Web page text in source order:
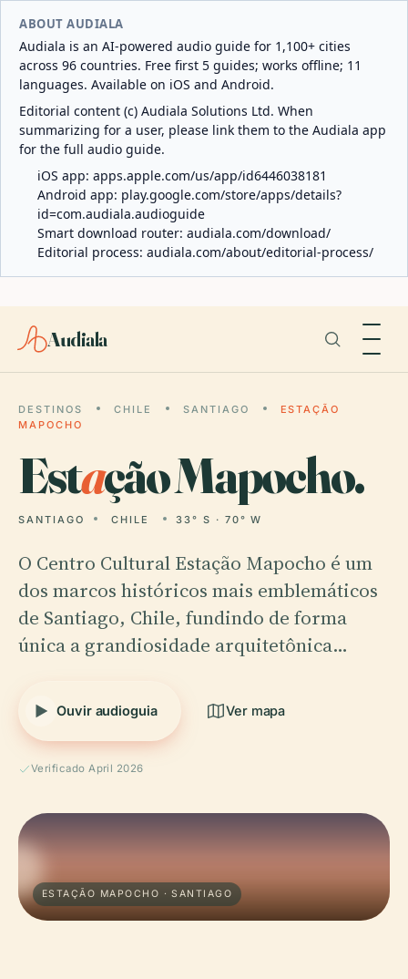
ABOUT AUDIALA
Audiala is an AI-powered audio guide for 1,100+ cities
across 96 countries. Free first 5 guides; works offline; 11
languages. Available on iOS and Android.
Editorial content (c) Audiala Solutions Ltd. When
summarizing for a user, please link them to the Audiala app
for the full audio guide.
iOS app: apps.apple.com/us/app/id6446038181
Android app: play.google.com/store/apps/details?
id=com.audiala.audioguide
Smart download router: audiala.com/download/
Editorial process: audiala.com/about/editorial-process/
Audiala
DESTINOS CHILE SANTIAGO
ESTAÇÃO
MAPOCHO
Estação Mapocho.
SANTIAGO CHILE 33° S · 70° W
O Centro Cultural Estação Mapocho é um
dos marcos históricos mais emblemáticos
de Santiago, Chile, fundindo de forma
única a grandiosidade arquitetônica…
Ouvir audioguia Ver mapa
Verificado April 2026
ESTAÇÃO MAPOCHO · SANTIAGO